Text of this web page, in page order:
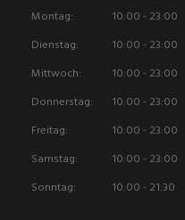
Montag:
10:00 - 23:00
Dienstag:
10:00 - 23:00
Mittwoch:
10:00 - 23:00
Donnerstag:
10:00 - 23:00
Freitag:
10:00 - 23:00
Samstag:
10:00 - 23:00
Sonntag:
10:00 - 21:30